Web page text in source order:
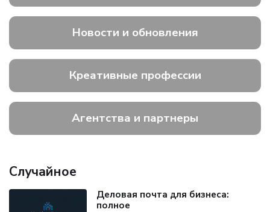
Новости и обновления
Креативные профессии
Агентства и партнеры
Случайное
Деловая почта для бизнеса:
полное